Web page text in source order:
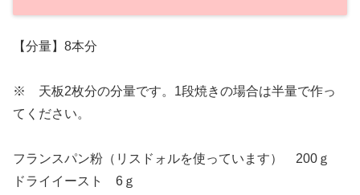
【分量】8本分
※ 天板2枚分の分量です。1段焼きの場合は半量で作っ
てください。
フランスパン粉（リスドォルを使っています） 200ｇ
ドライイースト 6ｇ